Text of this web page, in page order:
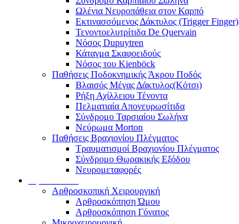
Ωλένια Νευροπάθεια στον Καρπό
Εκτινασσόμενος Δάκτυλος (Trigger Finger)
Τενοντοελυτρίτιδα De Quervain
Νόσος Dupuytren
Κάταγμα Σκαφοειδούς
Νόσος του Kienböck
Παθήσεις Ποδοκνημικής Άκρου Ποδός
Βλαισός Μέγας Δάκτυλος(Κότσι)
Ρήξη Αχίλλειου Τένοντα
Πελματιαία Απονευρωσίτιδα
Σύνδρομο Ταρσιαίου Σωλήνα
Νεύρωμα Morton
Παθήσεις Βραχιονίου Πλέγματος
Τραυματισμοί Βραχιονίου Πλέγματος
Σύνδρομο Θωρακικής Εξόδου
Νευρομεταφορές
Αρθροσκοπική Χειρουργική
Αρθροσκόπηση Ώμου
Αρθροσκόπηση Γόνατος